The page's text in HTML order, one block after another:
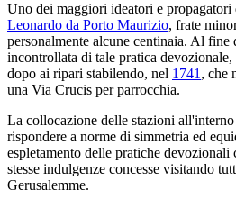
Uno dei maggiori ideatori e propagatori
Leonardo da Porto Maurizio, frate
personalmente alcune centinaia. Al
incontrollata di tale pratica devozionale,
dopo ai ripari stabilendo, nel 1741, che
una Via Crucis per parrocchia.
La collocazione delle stazioni
rispondere a norme di simmetria ed
espletamento delle pratiche devozionali
stesse indulgenze concesse visitando
Gerusalemme.